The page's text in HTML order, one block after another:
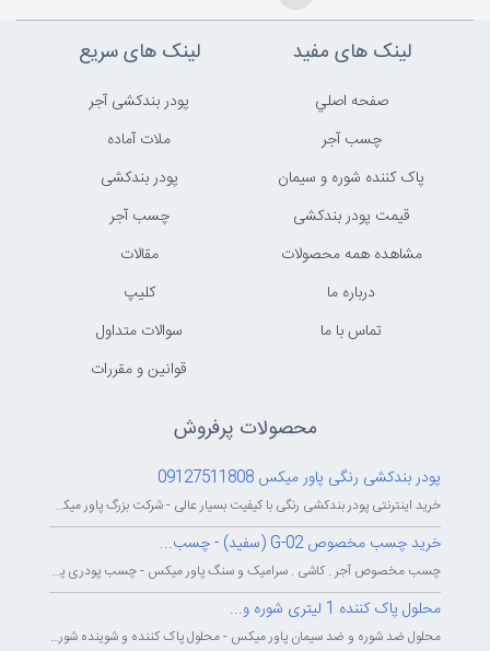
لینک های مفید
صفحه اصلي
چسب آجر
پاک کننده شوره و سیمان
قیمت پودر بندکشی
مشاهده همه محصولات
درباره ما
تماس با ما
لینک های سریع
پودر بندکشی آجر
ملات آماده
پودر بندکشی
چسب آجر
مقالات
کليپ
سوالات متداول
قوانين و مقررات
محصولات پرفروش
پودر بندکشی رنگی پاور میکس 09127511808
خرید اینترنتی پودر بندکشی رنگی با کیفیت بسیار عالی - شرکت بزرگ پاور میکس...
خرید چسب مخصوص G-02 (سفید) - چسب...
چسب مخصوص آجر . کاشی . سرامیک و سنگ پاور میکس - چسب پودری پاورمیکس - چسب...
محلول پاک کننده 1 لیتری شوره و...
محلول ضد شوره و ضد سیمان پاور میکس - محلول پاک کننده و شوینده شوره و سیمان...